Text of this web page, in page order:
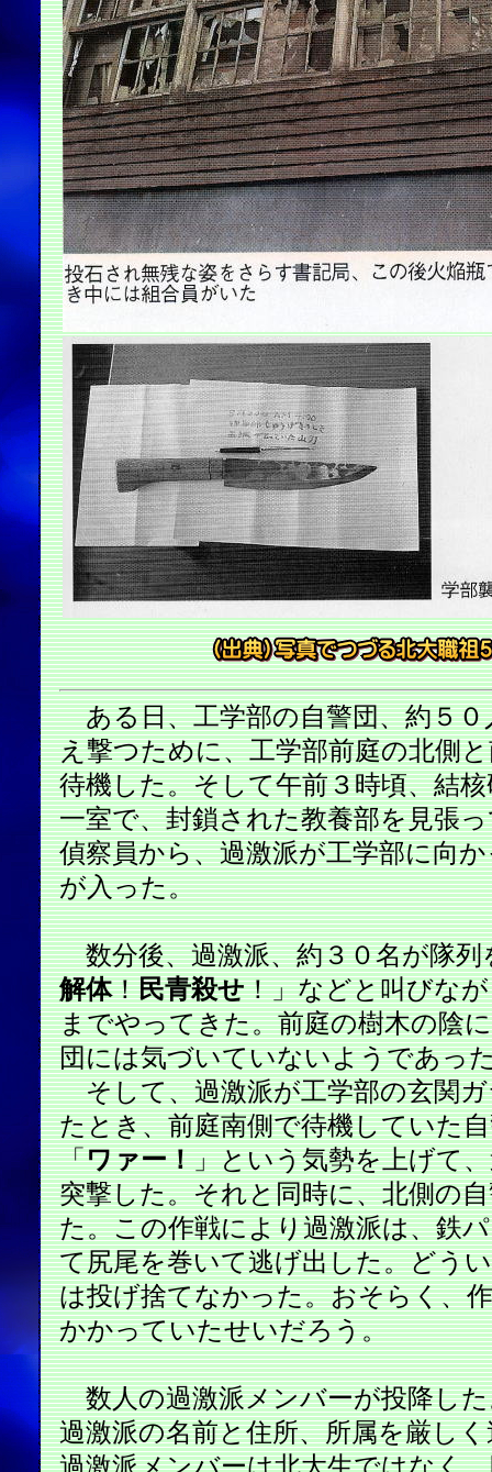
ある日、工学部の自警団、約５０
え撃つために、工学部前庭の北側
待機した。そして午前３時頃、結
一室で、封鎖された教養部を見張
偵察員から、過激派が工学部に向
が入った。
数分後、過激派、約３０名が隊列
解体！民青殺せ！」などと叫びな
までやってきた。前庭の樹木の陰
団には気づいていないようであっ
そして、過激派が工学部の玄関ガ
たとき、前庭南側で待機していた
「ワァー！」という気勢を上げて
突撃した。それと同時に、北側の
た。この作戦により過激派は、鉄
て尻尾を巻いて逃げ出した。どう
は投げ捨てなかった。おそらく、
かかっていたせいだろう。
数人の過激派メンバーが投降した
過激派の名前と住所、所属を厳し